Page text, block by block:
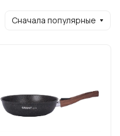
Сначала популярные